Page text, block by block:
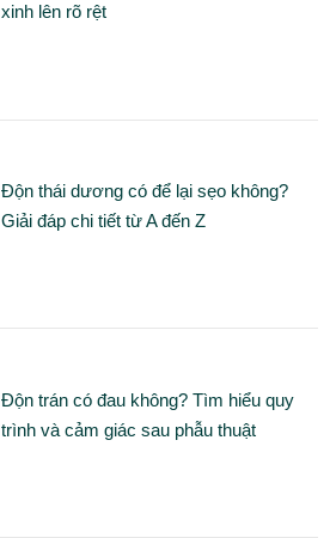
xinh lên rõ rệt
Độn thái dương có để lại sẹo không?
Giải đáp chi tiết từ A đến Z
Độn trán có đau không? Tìm hiểu quy
trình và cảm giác sau phẫu thuật